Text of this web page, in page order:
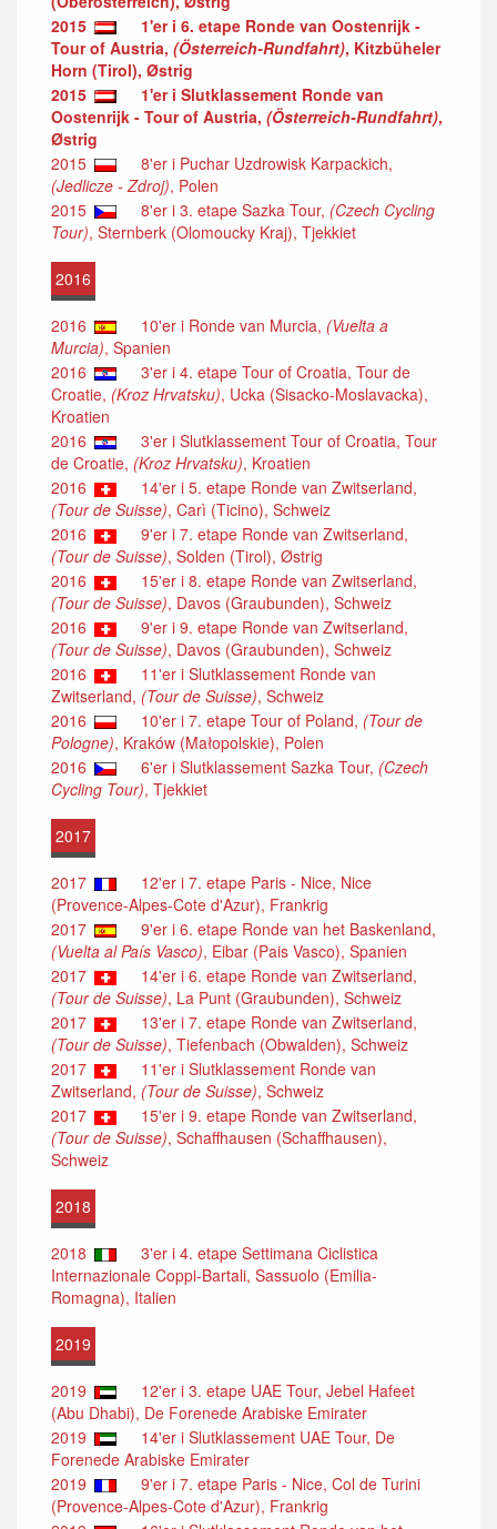
2015
1'er i 6. etape Ronde van Oostenrijk -
Tour of Austria, (Österreich-Rundfahrt), Kitzbüheler
Horn (Tirol), Østrig
2015
1'er i Slutklassement Ronde van
Oostenrijk - Tour of Austria, (Österreich-Rundfahrt),
Østrig
2015
8'er i Puchar Uzdrowisk Karpackich,
(Jedlicze - Zdroj), Polen
2015
8'er i 3. etape Sazka Tour, (Czech Cycling
Tour), Sternberk (Olomoucky Kraj), Tjekkiet
2016
2016 10'er i Ronde van Murcia, (Vuelta a
Murcia), Spanien
2016
3'er i 4. etape Tour of Croatia, Tour de
Croatie, (Kroz Hrvatsku), Ucka (Sisacko-Moslavacka),
Kroatien
2016
3'er i Slutklassement Tour of Croatia, Tour
de Croatie, (Kroz Hrvatsku), Kroatien
2016
14'er i 5. etape Ronde van Zwitserland,
(Tour de Suisse), Carì (Ticino), Schweiz
2016
9'er i 7. etape Ronde van Zwitserland,
(Tour de Suisse), Solden (Tirol), Østrig
2016
15'er i 8. etape Ronde van Zwitserland,
(Tour de Suisse), Davos (Graubunden), Schweiz
2016
9'er i 9. etape Ronde van Zwitserland,
(Tour de Suisse), Davos (Graubunden), Schweiz
2016
11'er i Slutklassement Ronde van
Zwitserland, (Tour de Suisse), Schweiz
2016
10'er i 7. etape Tour of Poland, (Tour de
Pologne), Kraków (Małopolskie), Polen
2016
6'er i Slutklassement Sazka Tour, (Czech
Cycling Tour), Tjekkiet
2017
2017
12'er i 7. etape Paris - Nice, Nice
(Provence-Alpes-Cote d'Azur), Frankrig
2017
9'er i 6. etape Ronde van het Baskenland,
(Vuelta al País Vasco), Eibar (Pais Vasco), Spanien
2017
14'er i 6. etape Ronde van Zwitserland,
(Tour de Suisse), La Punt (Graubunden), Schweiz
2017
13'er i 7. etape Ronde van Zwitserland,
(Tour de Suisse), Tiefenbach (Obwalden), Schweiz
2017
11'er i Slutklassement Ronde van
Zwitserland, (Tour de Suisse), Schweiz
2017
15'er i 9. etape Ronde van Zwitserland,
(Tour de Suisse), Schaffhausen (Schaffhausen),
Schweiz
2018
2018
3'er i 4. etape Settimana Ciclistica
Internazionale Coppi-Bartali, Sassuolo (Emilia-
Romagna), Italien
2019
2019
12'er i 3. etape UAE Tour, Jebel Hafeet
(Abu Dhabi), De Forenede Arabiske Emirater
2019
14'er i Slutklassement UAE Tour, De
Forenede Arabiske Emirater
2019
9'er i 7. etape Paris - Nice, Col de Turini
(Provence-Alpes-Cote d'Azur), Frankrig